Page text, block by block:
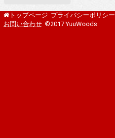
トップページ プライバシーポリシー
お問い合わせ ©2017 YuuWoods